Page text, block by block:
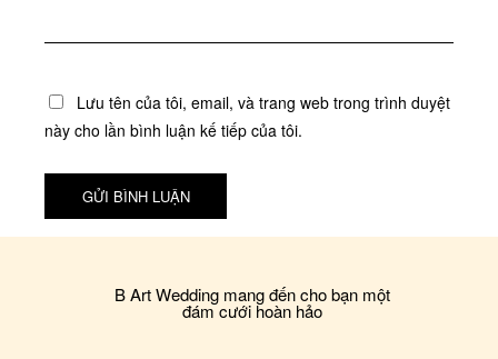
Lưu tên của tôi, email, và trang web trong trình duyệt
này cho lần bình luận kế tiếp của tôi.
B Art Wedding mang đến cho bạn một
đám cưới hoàn hảo